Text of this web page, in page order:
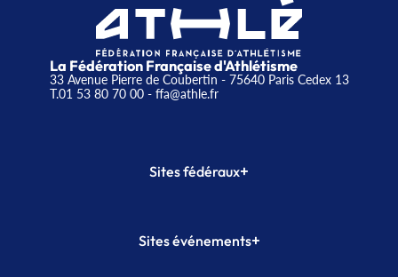
La Fédération Française d'Athlétisme
33 Avenue Pierre de Coubertin - 75640 Paris Cedex 13
T.01 53 80 70 00- ffa@athle.fr
Sites fédéraux+
Plateforme Formation
Sites événements+